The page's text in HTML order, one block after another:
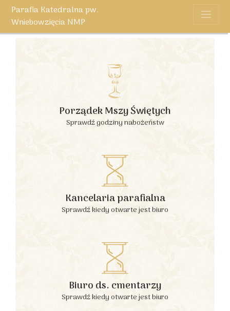
Parafia Katedralna pw.
Wniebowzięcia NMP
Porządek Mszy Świętych
Sprawdź godziny nabożeństw
Kancelaria parafialna
Sprawdź kiedy otwarte jest biuro
Biuro ds. cmentarzy
Sprawdź kiedy otwarte jest biuro